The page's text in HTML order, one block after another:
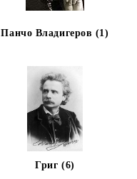
Панчо Владигеров (1)
Григ (6)